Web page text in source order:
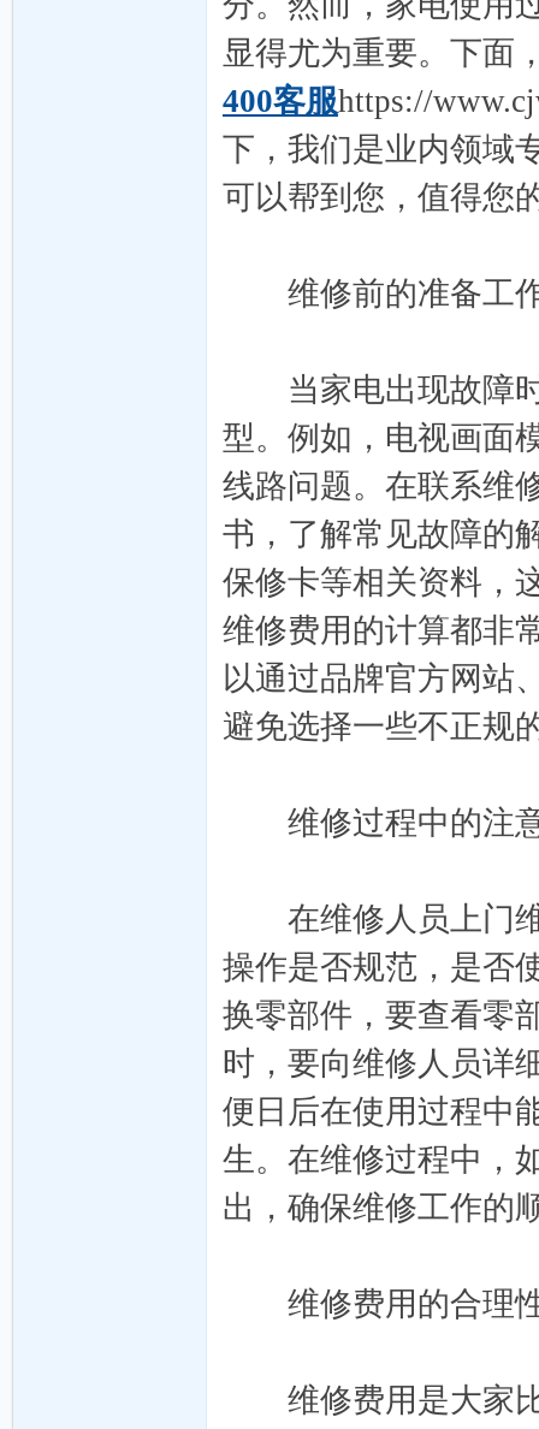
显得尤为重要。下面
400客服https://
下，我们是业内领域
可以帮到您，值得您
维修前的准备工
当家电出现故障时
型。例如，电视画面
线路问题。在联系维
书，了解常见故障的
保修卡等相关资料，
维修费用的计算都非
以通过品牌官方网站
避免选择一些不正规
维修过程中的注
在维修人员上门维
操作是否规范，是否
换零部件，要查看零
时，要向维修人员详
便日后在使用过程中
生。在维修过程中，
出，确保维修工作的
维修费用的合理
维修费用是大家比